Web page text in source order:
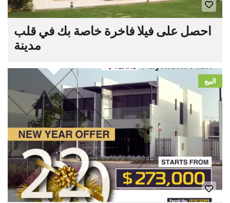
احصل على فيلا فاخرة خاصة بك في قلب
مدينة
البيع